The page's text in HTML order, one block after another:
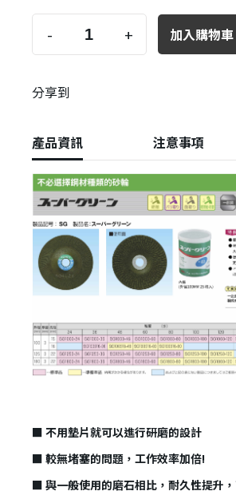
- + 加入購物車
分享到
產品資訊 注意事項
■ 不用墊片就可以進行研磨的設計
■ 較無堵塞的問題，工作效率加倍!
■ 與一般使用的磨石相比，耐久性提升